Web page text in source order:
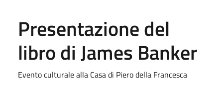
Presentazione del
libro di James Banker
Evento culturale alla Casa di Piero della Francesca